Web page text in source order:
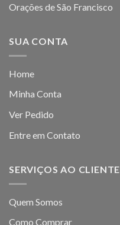
Orações de São Francisco
SUA CONTA
Home
Minha Conta
Ver Pedido
Entre em Contato
SERVIÇOS AO CLIENTE
Quem Somos
Como Comprar